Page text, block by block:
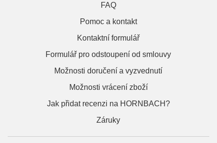
FAQ
Pomoc a kontakt
Kontaktní formulář
Formulář pro odstoupení od smlouvy
Možnosti doručení a vyzvednutí
Možnosti vrácení zboží
Jak přidat recenzi na HORNBACH?
Záruky